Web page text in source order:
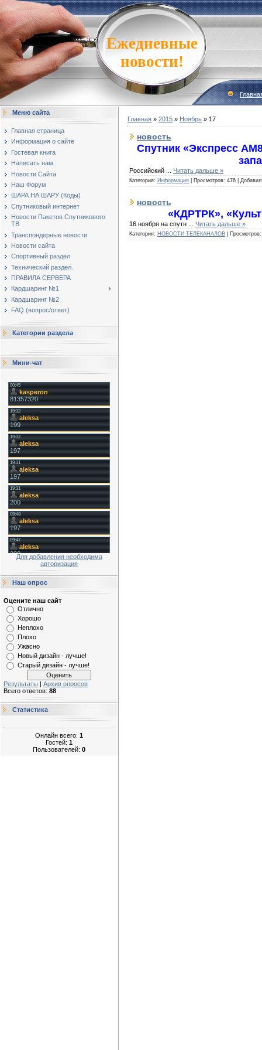
Ежедневные
новости!
Меню сайта
Главная страница
Информация о сайте
Гостевая книга
Написать нам.
Новости Сайта
Наш Форум
ШАРА НА ШАРУ (Коды)
Спутниковый интернет
Новости Пакетов Спутникового
ТВ
Транспондерные новости
Новости сайта
Спортивный раздел
Технический раздел.
ПРАВИЛА СЕРВЕРА
Кардшаринг №1
Кардшаринг №2
FAQ (вопрос/ответ)
Категории раздела
Мини-чат
Для добавления необходима
авторизация
Наш опрос
Оцените наш сайт
Отлично
Хорошо
Неплохо
Плохо
Ужасно
Новый дизайн - лучше!
Старый дизайн - лучше!
Результаты | Архив опросов
Всего ответов: 88
Статистика
Онлайн всего: 1
Гостей: 1
Пользователей: 0
Главная » 2015 » Ноябрь » 17
новость
Спутник «Экспресс
Российский Читать дальше »
Категория: Информация Просмотров: 476
новость
«КДРТРК»,
16 ноября на спутн Читать дальше »
Категория: НОВОСТИ ТЕЛЕКАНАЛОВ Просмотров: